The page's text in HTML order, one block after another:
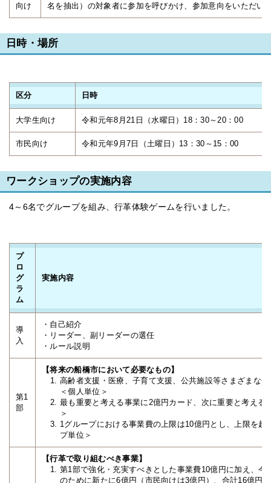
向け
名を抽出）の対象者に参加を呼びかけ、参加意向をいただい
日時・場所
区分 日時
大学生向け 令和元年8月21日（水曜日）18：30～20：00
市民向け 令和元年9月7日（土曜日）13：30～15：00
ワークショップの実施内容
4～6名でグループを組み、行革体験ゲームを行いました。
プ
ロ
グ
ラ
ム
実施内容
導
入
・自己紹介
・リーダー、副リーダーの選任
・ルール説明
第1
部
【将来の船橋市において必要なもの】
高齢者支援・医療、子育て支援、公共施設等さまざまな
＜個人単位＞
最も重要と考える事業に2億円カード、次に重要と考える
＞
1グループにおける事業費の上限は10億円とし、上限を
プ単位＞
【行革で取り組むべき事業】
第1部で強化・充実すべきとした事業費10億円に加え、
のために新たに6億円（市民向けは3億円）、合計16億円